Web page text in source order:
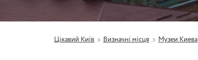
Цікавий Київ Визначні місця Музеи Киева